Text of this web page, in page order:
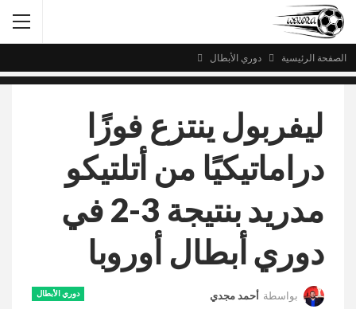
الصفحة الرئيسية دوري الأبطال
ليفربول ينتزع فوزًا
دراماتيكيًا من أتلتيكو
مدريد بنتيجة 3-2 في
دوري أبطال أوروبا
دوري الأبطال بواسطة أحمد مجدي